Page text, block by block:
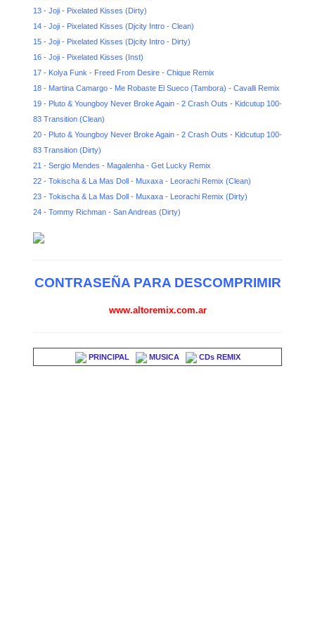
13 - Joji - Pixelated Kisses (Dirty)
14 - Joji - Pixelated Kisses (Djcity Intro - Clean)
15 - Joji - Pixelated Kisses (Djcity Intro - Dirty)
16 - Joji - Pixelated Kisses (Inst)
17 - Kolya Funk - Freed From Desire - Chique Remix
18 - Martina Camargo - Me Robaste El Sueсo (Tambora) - Cavalli Remix
19 - Pluto & Youngboy Never Broke Again - 2 Crash Outs - Kidcutup 100-
83 Transition (Clean)
20 - Pluto & Youngboy Never Broke Again - 2 Crash Outs - Kidcutup 100-
83 Transition (Dirty)
21 - Sergio Mendes - Magalenha - Get Lucky Remix
22 - Tokischa & La Mas Doll - Muxaxa - Leorachi Remix (Clean)
23 - Tokischa & La Mas Doll - Muxaxa - Leorachi Remix (Dirty)
24 - Tommy Richman - San Andreas (Dirty)
CONTRASEÑA PARA DESCOMPRIMIR
www.altoremix.com.ar
PRINCIPAL MUSICA CDs REMIX